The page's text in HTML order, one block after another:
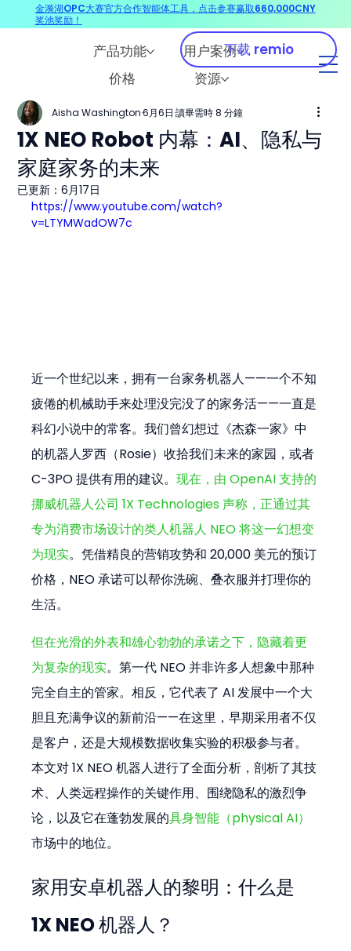
产品功能
用户案例
价格
资源
下载 remio
1X NEO Robot 内幕：AI、隐私与
家庭家务的未来
Aisha Washington 6月6日 讀畢需時 8 分鐘
已更新：6月17日
https://www.youtube.com/watch?
v=LTYMWadOW7c
近一个世纪以来，拥有一台家务机器人——一个不知
疲倦的机械助手来处理没完没了的家务活——一直是
科幻小说中的常客。我们曾幻想过《杰森一家》中
的机器人罗西（Rosie）收拾我们未来的家园，或者
C-3PO 提供有用的建议。现在，由 OpenAI 支持的
挪威机器人公司 1X Technologies 声称，正通过其
专为消费市场设计的类人机器人 NEO 将这一幻想变
为现实。凭借精良的营销攻势和 20,000 美元的预订
价格，NEO 承诺可以帮你洗碗、叠衣服并打理你的
生活。
但在光滑的外表和雄心勃勃的承诺之下，隐藏着更
为复杂的现实。第一代 NEO 并非许多人想象中那种
完全自主的管家。相反，它代表了 AI 发展中一个大
胆且充满争议的新前沿——在这里，早期采用者不仅
是客户，还是大规模数据收集实验的积极参与者。
本文对 1X NEO 机器人进行了全面分析，剖析了其技
术、人类远程操作的关键作用、围绕隐私的激烈争
论，以及它在蓬勃发展的具身智能（physical AI）
市场中的地位。
家用安卓机器人的黎明：什么是
1X NEO 机器人？
金漪湖OPC大赛官方合作智能体工具，点击参赛赢取660,000CNY
奖池奖励！